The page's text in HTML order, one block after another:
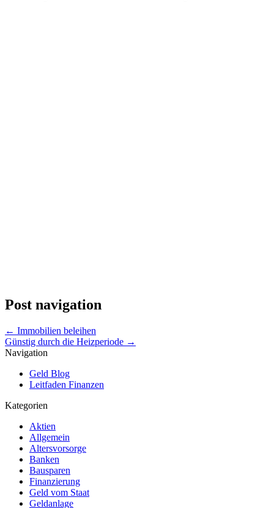
Post navigation
← Immobilien beleihen
Günstig durch die Heizperiode →
Navigation
Geld Blog
Leitfaden Finanzen
Kategorien
Aktien
Allgemein
Altersvorsorge
Banken
Bausparen
Finanzierung
Geld vom Staat
Geldanlage